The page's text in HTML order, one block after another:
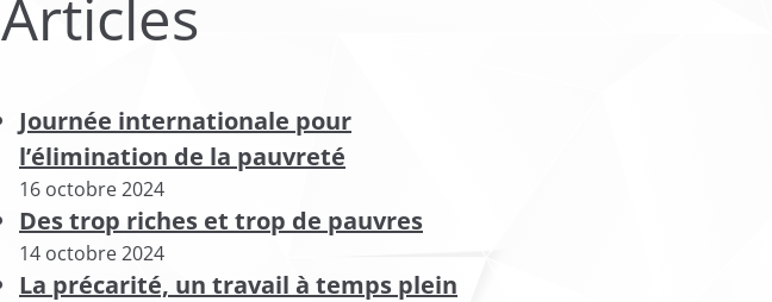
Articles
Journée internationale pour
l’élimination de la pauvreté
16 octobre 2024
Des trop riches et trop de pauvres
14 octobre 2024
La précarité, un travail à temps plein